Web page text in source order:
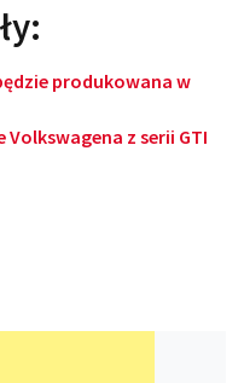
produkowana w
z serii GTI